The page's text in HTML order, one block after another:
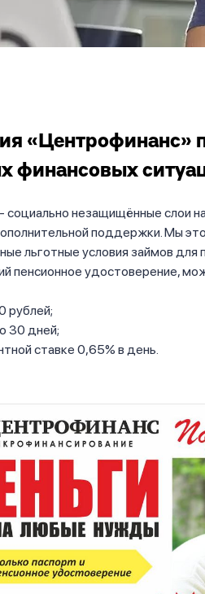
«Центрофинанс»
финансовых
- социально незащищённые слои
поддержки. Мы
льготные условия займов для
пенсионное удостоверение,
рублей;
30 дней;
ставке 0,65% в день.